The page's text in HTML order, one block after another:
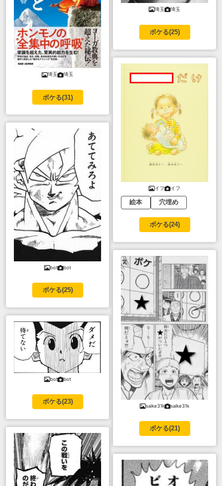
埼玉 埼玉
ボケる(31)
bot bot
ボケる(25)
bot bot
ボケる(23)
埼玉 埼玉
ボケる(25)
イフ イフ
絵本 穴埋め
ボケる(24)
saike31k saike31k
ボケる(21)